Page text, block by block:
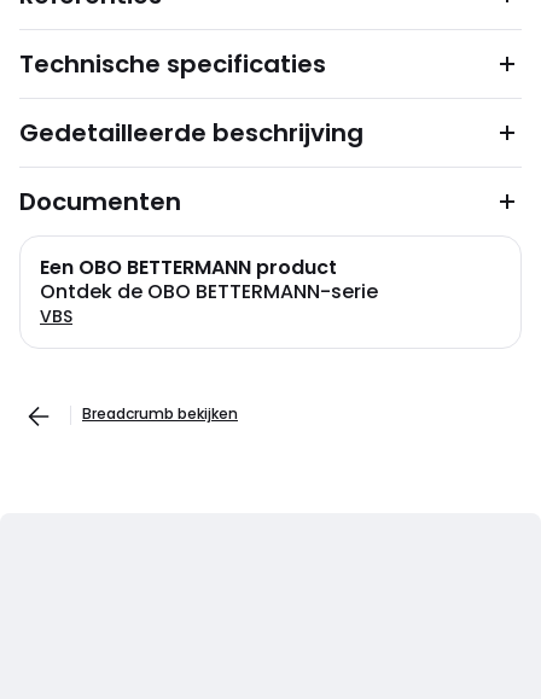
Technische specificaties
Gedetailleerde beschrijving
Documenten
Een OBO BETTERMANN product
Ontdek de OBO BETTERMANN-serie
VBS
Breadcrumb bekijken